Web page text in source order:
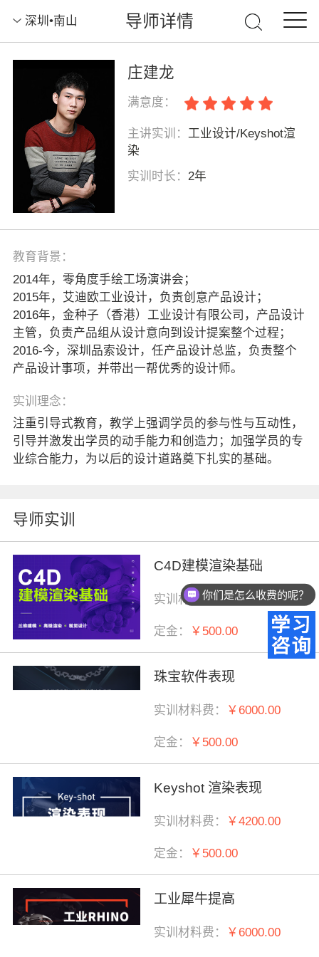
深圳•南山 导师详情
庄建龙
满意度：
主讲实训：工业设计/Keyshot渲
染
实训时长：2年
教育背景：
2014年，零角度手绘工场演讲会；
2015年，艾迪欧工业设计，负责创意产品设计；
2016年，金种子（香港）工业设计有限公司，产品设计
主管，负责产品组从设计意向到设计提案整个过程；
2016-今，深圳品索设计，任产品设计总监，负责整个
产品设计事项，并带出一帮优秀的设计师。
实训理念：
注重引导式教育，教学上强调学员的参与性与互动性，
引导并激发出学员的动手能力和创造力；加强学员的专
业综合能力，为以后的设计道路奠下扎实的基础。
导师实训
C4D建模渲染基础
实训材料费：￥5500.00
定金： ￥500.00
珠宝软件表现
实训材料费： ￥6000.00
定金： ￥500.00
Keyshot 渲染表现
实训材料费： ￥4200.00
定金： ￥500.00
工业犀牛提高
实训材料费： ￥6000.00
你们是怎么收费的呢？